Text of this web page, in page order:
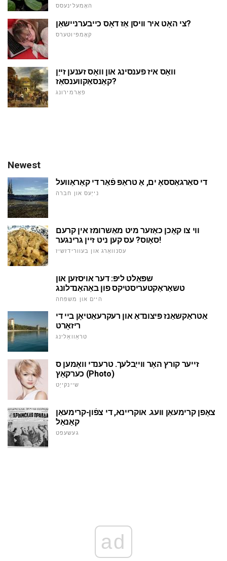
האָמעלינעסס
צי האָט איר וויסן אַז דאָס כייבערניישאַן?
קאָמפּיוטערס
וואָס איז פענסינג און וואָס זענען זייַן
קאַנסאַקווענסאַז?
פאָרמירונג
Newest
די סאַרגאַססאָ ים, אַ טראַפּ פֿאַר די קאַראַוועל
נייַעס און חברה
ווי צו קאָכן כאַזער מיט מאַשרומז אין קרעם
סאָוס? עס קען ניט זיין גרינגער!
עסנוואַרג און בעוורידזשיז
שפּאַלט ליפּ: דער אויסזען און
טשאַראַקטעריסטיקס פון באַהאַנדלונג
היים און משפּחה
אַטראַקשאַנז פּיצונדאַ און רעקרעאַטיאָן ביי די
ריזאָרט
טראַוואַלינג
זייער קורץ האָר ווייַבלעך. טרענדי וואָמען ס
כערקאַץ (Photo)
שיינקייַט
צאָפן קרימעאַן וועג. אוקריינא, די צפֿון-קרימעאַן
קאַנאַל
געשעפט
ad